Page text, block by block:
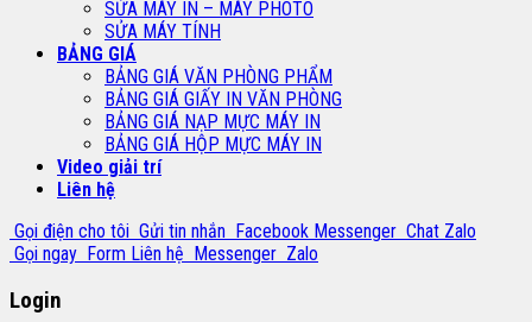
SỬA MÁY IN – MÁY PHOTO
SỬA MÁY TÍNH
BẢNG GIÁ
BẢNG GIÁ VĂN PHÒNG PHẨM
BẢNG GIÁ GIẤY IN VĂN PHÒNG
BẢNG GIÁ NẠP MỰC MÁY IN
BẢNG GIÁ HỘP MỰC MÁY IN
Video giải trí
Liên hệ
Gọi điện cho tôi Gửi tin nhắn Facebook Messenger Chat Zalo
Gọi ngay Form Liên hệ Messenger Zalo
Login